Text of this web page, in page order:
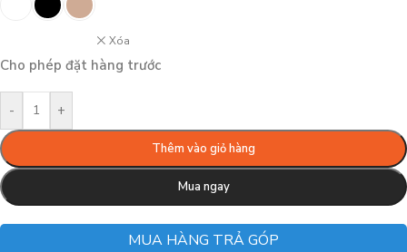
Xóa
Cho phép đặt hàng trước
- +
Thêm vào giỏ hàng
Mua ngay
MUA HÀNG TRẢ GÓP